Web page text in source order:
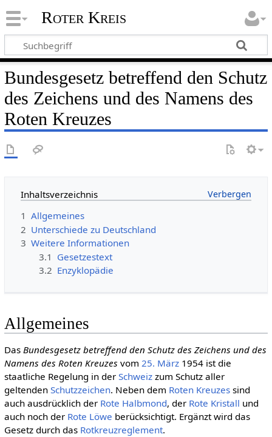
Roter Kreis
Bundesgesetz betreffend den Schutz
des Zeichens und des Namens des
Roten Kreuzes
Inhaltsverzeichnis
1 Allgemeines
2 Unterschiede zu Deutschland
3 Weitere Informationen
3.1 Gesetzestext
3.2 Enzyklopädie
Allgemeines
Das Bundesgesetz betreffend den Schutz des Zeichens und des
Namens des Roten Kreuzes vom 25. März1954 ist die
staatliche Regelung in der Schweizzum Schutz aller
geltenden Schutzzeichen. Neben dem Roten Kreuzessind
auch ausdrücklich der Rote Halb­mond, der Rote Kristall und
auch noch der Rote Löwe berücksichtigt. Ergänzt wird das
Gesetz durch das Rotkreuzreglement.